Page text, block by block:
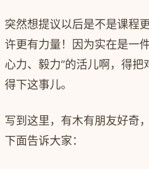
突然想提议以后是不是课程
许更有力量！因为实在是一
心力、毅力”的活儿啊，得把
得下这事儿。
写到这里，有木有朋友好奇
下面告诉大家：